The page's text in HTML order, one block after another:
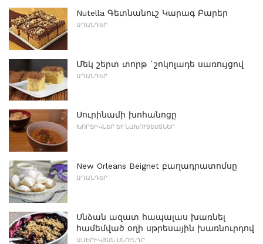
Nutella Գետնանուշ Կարագ Բարեր
ԱՂԱՆԴԵՐ
Մեկ շերտ տորթ `շոկոլադե սառույցով
ԱՂԱՆԴԵՐ
Սուրինամի խոհանոցը
ԽՈՐՏԻԿՆԵՐ ԵՒ ՆԱԽՈՒՏԵՍՏՆԵՐ
New Orleans Beignet բաղադրատոմսը
ԱՂԱՆԴԵՐ
Սնձան ազատ հապալաս խառնել
համեմված օղի սթրեսային խառնուրդով
ԱՄԵՐԻԿՅԱՆ ՍՆՈՒՆԴԸ